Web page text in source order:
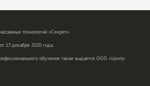
технологий «Секрет».
17 декабря 2020 года.
обучения также выдается ООО «Центр